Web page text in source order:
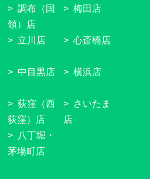
調布（国
領）店
立川店
中目黒店
荻窪（西
荻窪）店
八丁堀・
茅場町店
梅田店
心斎橋店
横浜店
さいたま
店